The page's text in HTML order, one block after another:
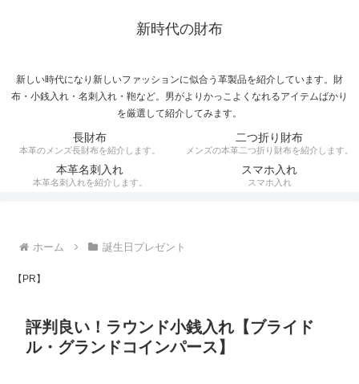
新時代の財布
新しい時代になり新しいファッションに似合う革製品を紹介しています。財
布・小銭入れ・名刺入れ・鞄など。男がよりかっこよくなれるアイテムばかり
を厳選して紹介してみます。
長財布
本革のメンズ長財布を紹介します。
二つ折り財布
メンズの本革二つ折り財布を紹介します。
本革名刺入れ
本革名刺入れを紹介します。
スマホ入れ
スマホ入れ
ホーム 誕生日プレゼント
【PR】
評判良い！ラウンド小銭入れ【ブライド
ル・グランドコインパース】